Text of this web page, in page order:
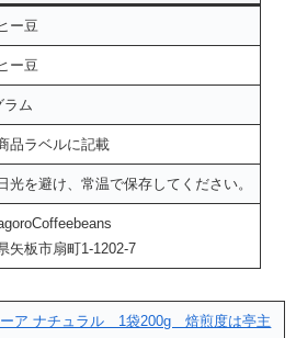
ー豆
ー豆
ラム
品ラベルに記載
光を避け、常温で保存してください。
矢板市扇町1-1202-7
ーア ナチュラル 1袋200g 焙煎度は亭主